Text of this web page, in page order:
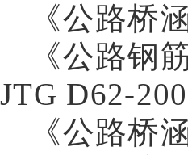
《公路桥
《公路钢
JTG D62-
《公路桥